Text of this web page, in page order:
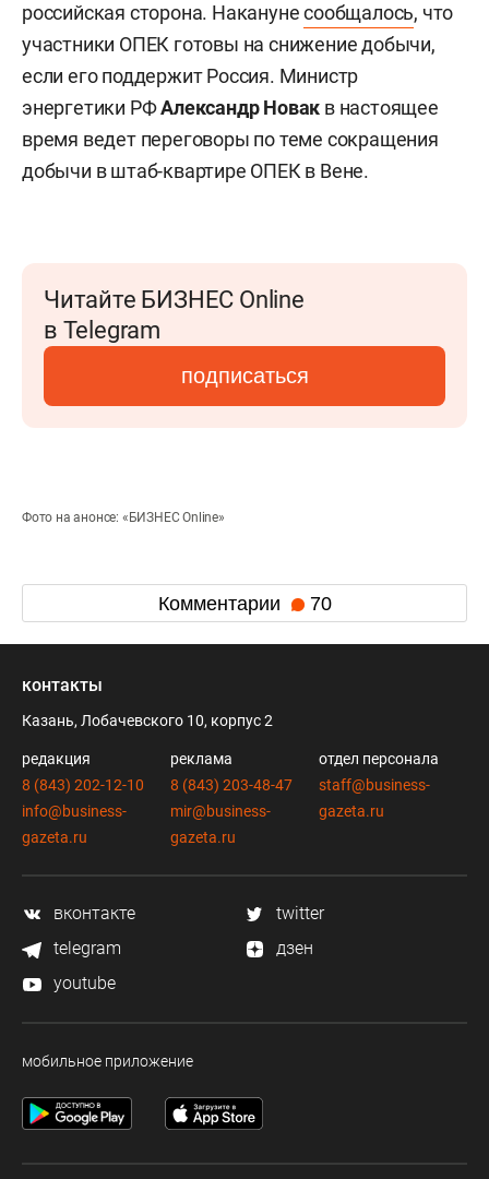
российская сторона. Наканунесообщалось, что
участники ОПЕК готовы на снижение добычи,
если его поддержит Россия. Министр
энергетики РФАлександр Новак в настоящее
время ведет переговоры по теме сокращения
добычи в штаб-квартире ОПЕК в Вене.
Читайте БИЗНЕС Online
в Telegram
подписаться
Фото на анонсе: «БИЗНЕС Online»
Комментарии 70
контакты
Казань, Лобачевского 10, корпус 2
редакция
8 (843) 202-12-10
info@business-
gazeta.ru
реклама
8 (843) 203-48-47
mir@business-
gazeta.ru
отдел персонала
staff@business-
gazeta.ru
вконтакте
twitter
telegram
дзен
youtube
мобильное приложение